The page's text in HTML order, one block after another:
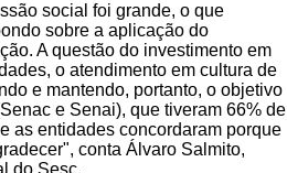
social foi grande, o que
sobre a aplicação do
A questão do investimento em
o atendimento em cultura de
e mantendo, portanto, o objetivo
e Senai), que tiveram 66% de
as entidades concordaram porque
conta Álvaro Salmito,